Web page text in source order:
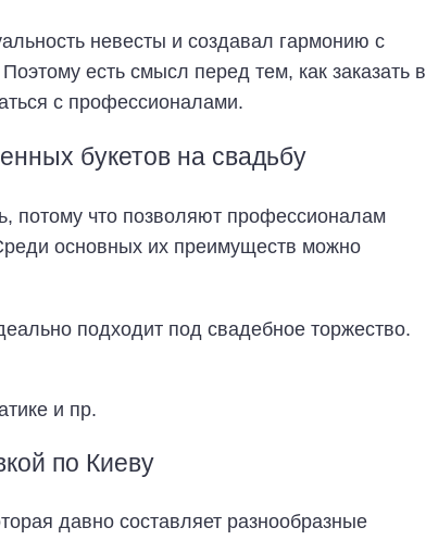
невесты и создавал гармонию с
есть смысл перед тем, как заказать в
с профессионалами.
букетов на свадьбу
потому что позволяют профессионалам
основных их преимуществ можно
подходит под свадебное торжество.
и пр.
по Киеву
давно составляет разнообразные